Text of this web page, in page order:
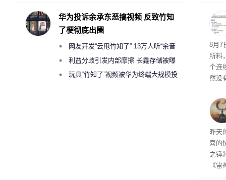
ss
悄
8月7
所料
个连
然没
有
着——
线
昨天
喜的
之锤
《
华为投诉余承东恶搞视频 反致竹知
了梗彻底出圈
网友开发“云甩竹知了” 13万人听“余音
绕梁”利益分歧引发内部摩擦 长鑫存储被曝
曾将华为驻场工程师驱逐出研发基地
玩具“竹知了”视频被华为终端大规模投